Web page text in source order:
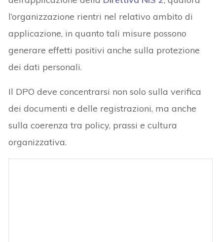
l’organizzazione rientri nel relativo ambito di
applicazione, in quanto tali misure possono
generare effetti positivi anche sulla protezione
dei dati personali.
Il DPO deve concentrarsi non solo sulla verifica
dei documenti e delle registrazioni, ma anche
sulla coerenza tra policy, prassi e cultura
organizzativa.